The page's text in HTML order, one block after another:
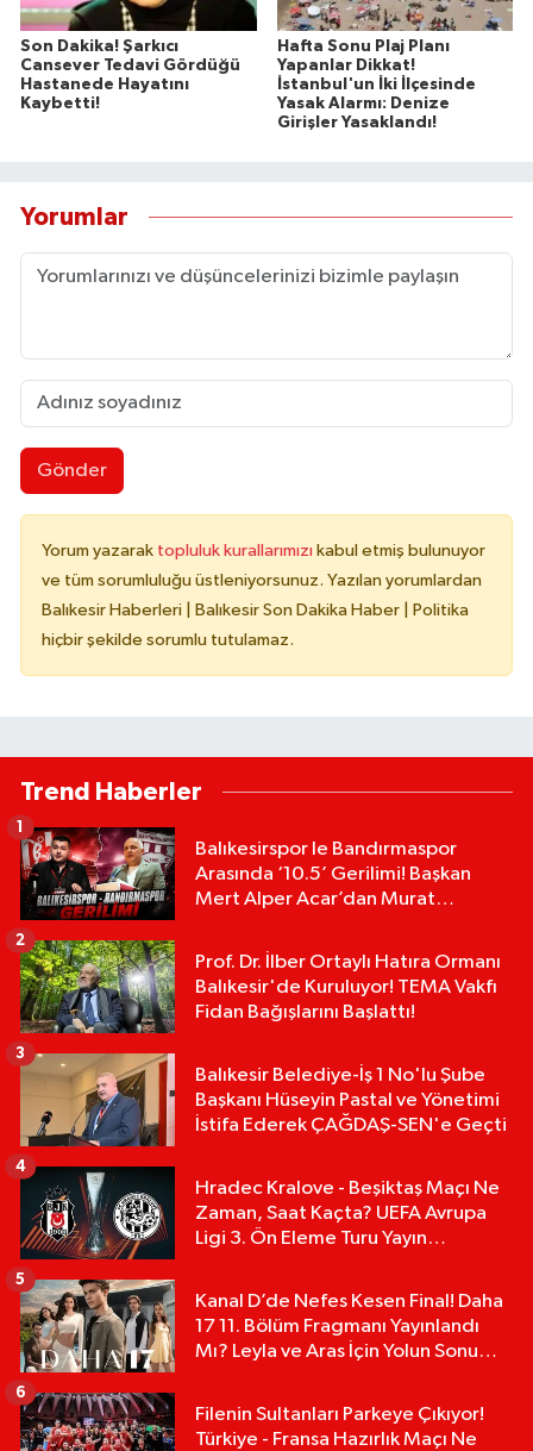
Son Dakika! Şarkıcı
Cansever Tedavi Gördüğü
Hastanede Hayatını
Kaybetti!
Hafta Sonu Plaj Planı
Yapanlar Dikkat!
İstanbul'un İki İlçesinde
Yasak Alarmı: Denize
Girişler Yasaklandı!
Yorumlar
Gönder
Yorum yazarak topluluk kurallarımızı kabul etmiş bulunuyor
ve tüm sorumluluğu üstleniyorsunuz. Yazılan yorumlardan
Balıkesir Haberleri | Balıkesir Son Dakika Haber | Politika
hiçbir şekilde sorumlu tutulamaz.
Trend Haberler
Balıkesirspor le Bandırmaspor
Arasında ‘10.5’ Gerilimi! Başkan
Mert Alper Acar’dan Murat
1
Prof. Dr. İlber Ortaylı Hatıra Ormanı
Balıkesir'de Kuruluyor! TEMA Vakfı
Fidan Bağışlarını Başlattı!
2
Balıkesir Belediye-İş 1 No'lu Şube
Başkanı Hüseyin Pastal ve Yönetimi
İstifa Ederek ÇAĞDAŞ-SEN'e Geçti
3
Hradec Kralove - Beşiktaş Maçı Ne
Zaman, Saat Kaçta? UEFA Avrupa
Ligi 3. Ön Eleme Turu Yayın
4
Kanal D’de Nefes Kesen Final! Daha
17 11. Bölüm Fragmanı Yayınlandı
Mı? Leyla ve Aras İçin Yolun Sonu
5
Filenin Sultanları Parkeye Çıkıyor!
Türkiye - Fransa Hazırlık Maçı Ne
6